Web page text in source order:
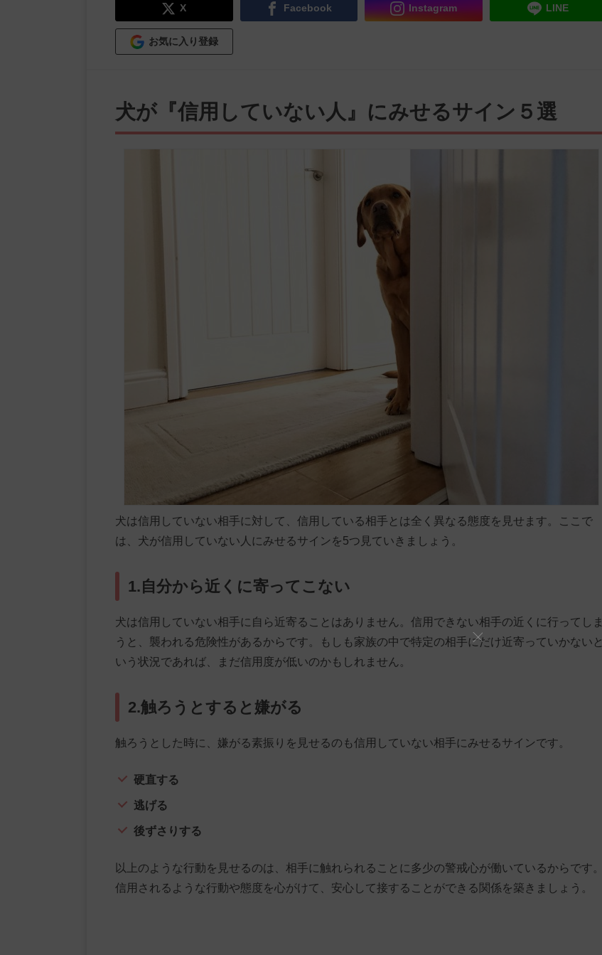
X Facebook Instagram LINE
お気に入り登録
犬が『信用していない人』にみせるサイン５選
犬は信用していない相手に対して、信用している相手とは全く異なる態度を見せます。ここで
は、犬が信用していない人にみせるサインを5つ見ていきましょう。
1.自分から近くに寄ってこない
犬は信用していない相手に自ら近寄ることはありません。信用できない相手の近くに行ってしま
うと、襲われる危険性があるからです。もしも家族の中で特定の相手にだけ近寄っていかないと
いう状況であれば、まだ信用度が低いのかもしれません。
2.触ろうとすると嫌がる
触ろうとした時に、嫌がる素振りを見せるのも信用していない相手にみせるサインです。
硬直する
逃げる
後ずさりする
以上のような行動を見せるのは、相手に触れられることに多少の警戒心が働いているからです。
信用されるような行動や態度を心がけて、安心して接することができる関係を築きましょう。